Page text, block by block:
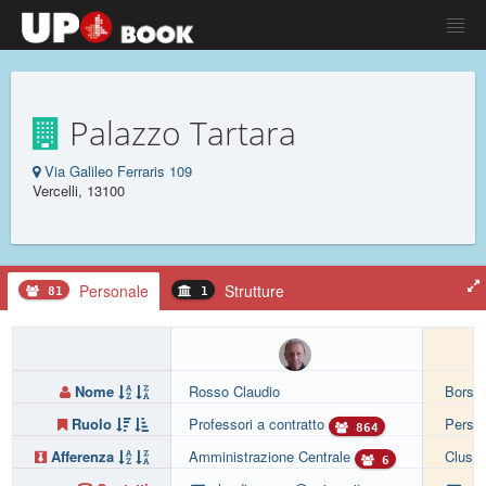
Palazzo Tartara
Via Galileo Ferraris 109
Vercelli, 13100
81 Personale 1 Strutture
Nome
Ruolo
Afferenza
Rosso Claudio
Professori a contratto
864
Amministrazione Centrale 6